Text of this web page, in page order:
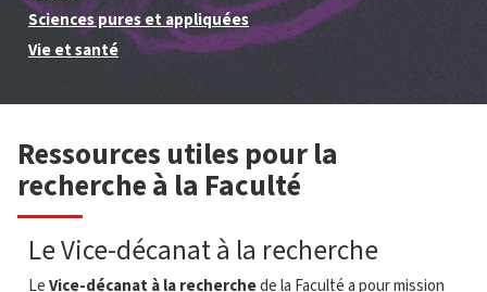
Sciences pures et appliquées
Vie et santé
Ressources utiles pour la
recherche à la Faculté
Le Vice-décanat à la recherche
Le Vice-décanat à la recherchede la Faculté a pour mission